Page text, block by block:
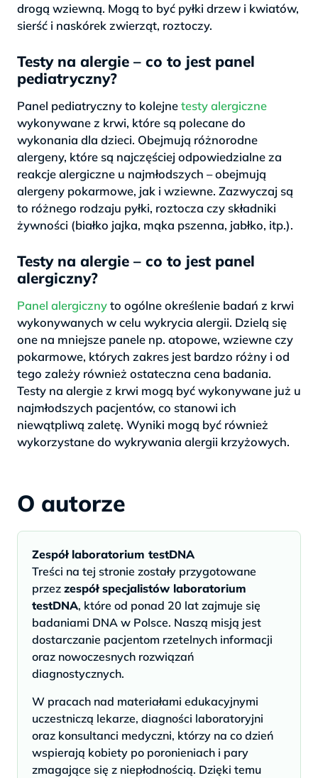
drogą wziewną. Mogą to być pyłki drzew i kwiatów,
sierść i naskórek zwierząt, roztoczy.
Testy na alergie – co to jest panel
pediatryczny?
Panel pediatryczny to kolejnetesty alergiczne
wykonywane z krwi, które są polecane do
wykonania dla dzieci. Obejmują różnorodne
alergeny, które są najczęściej odpowiedzialne za
reakcje alergiczne u najmłodszych – obejmują
alergeny pokarmowe, jak i wziewne. Zazwyczaj są
to różnego rodzaju pyłki, roztocza czy składniki
żywności (białko jajka, mąka pszenna, jabłko, itp.).
Testy na alergie – co to jest panel
alergiczny?
Panel alergicznyto ogólne określenie badań z krwi
wykonywanych w celu wykrycia alergii. Dzielą się
one na mniejsze panele np. atopowe, wziewne czy
pokarmowe, których zakres jest bardzo różny i od
tego zależy również ostateczna cena badania.
Testy na alergie z krwi mogą być wykonywane już u
najmłodszych pacjentów, co stanowi ich
niewątpliwą zaletę. Wyniki mogą być również
wykorzystane do wykrywania alergii krzyżowych.
O autorze
Zespół laboratorium testDNA
Treści na tej stronie zostały przygotowane
przez zespół specjalistów laboratorium
testDNA, które od ponad 20 lat zajmuje się
badaniami DNA w Polsce. Naszą misją jest
dostarczanie pacjentom rzetelnych informacji
oraz nowoczesnych rozwiązań
diagnostycznych.
W pracach nad materiałami edukacyjnymi
uczestniczą lekarze, diagności laboratoryjni
oraz konsultanci medyczni, którzy na co dzień
wspierają kobiety po poronieniach i pary
zmagające się z niepłodnością. Dzięki temu